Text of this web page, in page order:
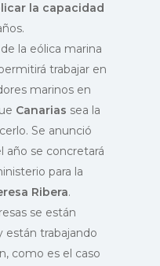
la capacidad
la eólica marina
trabajar en
marinos en
Canarias sea la
Se anunció
año se concretará
para la
Ribera.
se están
están trabajando
como es el caso